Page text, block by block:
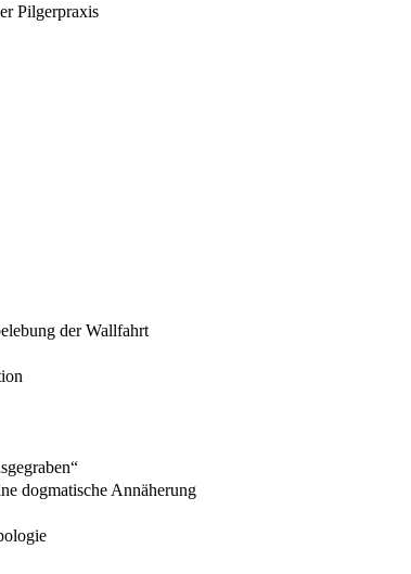
Pilgerpraxis
der Wallfahrt
dogmatische Annäherung